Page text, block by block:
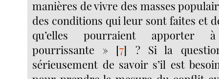
manières de vivre des masses
des conditions qui leur sont faites et
qu’elles pourraient apporter
pourrissante » [7] ? Si la
sérieusement de savoir s’il est